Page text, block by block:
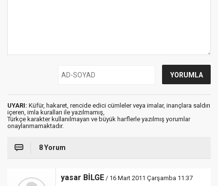
UYARI: Küfür, hakaret, rencide edici cümleler veya imalar, inançlara saldırı
içeren, imla kuralları ile yazılmamış,
Türkçe karakter kullanılmayan ve büyük harflerle yazılmış yorumlar
onaylanmamaktadır.
8 Yorum
yasar BİLGE / 16 Mart 2011 Çarşamba 11:37